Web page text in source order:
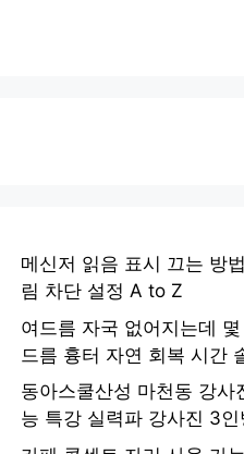
메신저 읽음 표시 끄는 방
림 차단 설정 A to Z
여드름 자국 없어지는데
드름 흉터 자연 회복 시간
동아스쿨산성 마천동 강사
능 특강 실력파 강사진 3인